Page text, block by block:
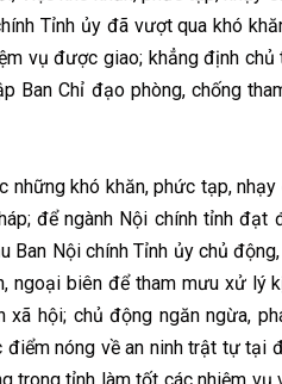
Tỉnh ủy đã vượt qua khó
vụ được giao; khẳng định
Ban Chỉ đạo phòng, chống
khó khăn, phức tạp, nhạy
để ngành Nội chính tỉnh
Ban Nội chính Tỉnh ủy chủ
ngoại biên để tham mưu xử lý
hội; chủ động ngăn ngừa,
điểm nóng về an ninh trật tự tại